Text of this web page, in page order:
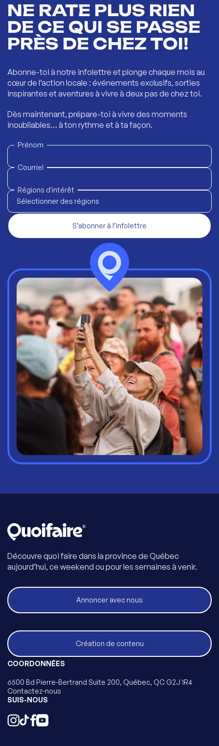
NE RATE PLUS RIEN
DE CE QUI SE PASSE
PRÈS DE CHEZ TOI!
Abonne-toi à notre infolettre et plonge chaque mois au
cœur de l’action locale : événements exclusifs, sorties
inspirantes et aventures à vivre à deux pas de chez toi.
Dès maintenant, prépare-toi à vivre des moments
inoubliables… à ton rythme et à ta façon.
Prénom
Courriel
Régions d'intérêt
Sélectionner des régions
S’abonner à l’infolettre
Découvre quoi faire dans la province de Québec
aujourd’hui, ce weekend ou pour les semaines à venir.
Annoncer avec nous
Création de contenu
COORDONNÉES
6500 Bd Pierre-Bertrand Suite 200, Québec, QC G2J 1R4
Contactez-nous
SUIS-NOUS